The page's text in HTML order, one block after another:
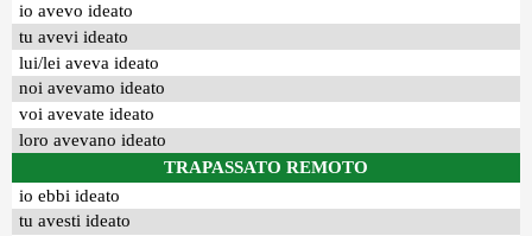
io avevo ideato
tu avevi ideato
lui/lei aveva ideato
noi avevamo ideato
voi avevate ideato
loro avevano ideato
TRAPASSATO REMOTO
io ebbi ideato
tu avesti ideato